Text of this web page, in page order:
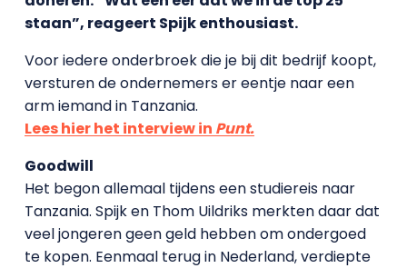
staan”, reageert Spijk enthousiast.
Voor iedere onderbroek die je bij dit bedrijf koopt,
versturen de ondernemers er eentje naar een
arm iemand in Tanzania.
Lees hier het interview in Punt.
Goodwill
Het begon allemaal tijdens een studiereis naar
Tanzania. Spijk en Thom Uildriks merkten daar dat
veel jongeren geen geld hebben om ondergoed
te kopen. Eenmaal terug in Nederland, verdiepte